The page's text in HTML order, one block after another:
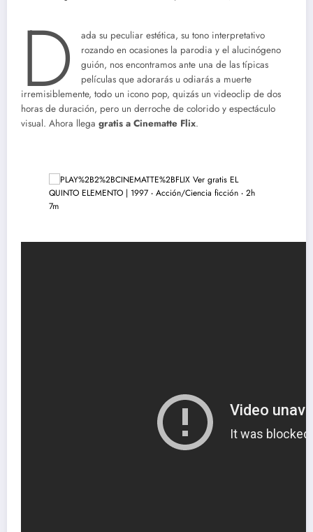
D
ada su peculiar estética, su tono interpretativo
rozando en ocasiones la parodia y el alucinógeno
guión, nos encontramos ante una de las típicas
películas que adorarás u odiarás a muerte
irremisiblemente, todo un icono pop, quizás un videoclip de dos
horas de duración, pero un derroche de colorido y espectáculo
visual. Ahora llega gratis a Cinematte Flix.